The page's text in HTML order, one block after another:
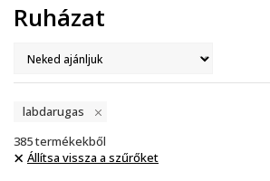
Ruházat
labdarugas
385termékekből
Állítsa vissza a szűrőket